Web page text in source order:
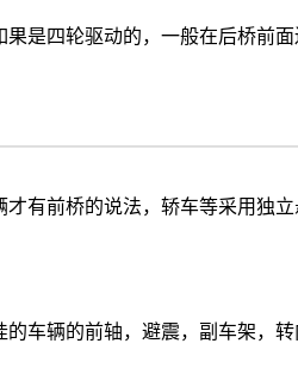
果是四轮驱动的，一般在后桥前
才有前桥的说法，轿车等采用独
的车辆的前轴，避震，副车架，